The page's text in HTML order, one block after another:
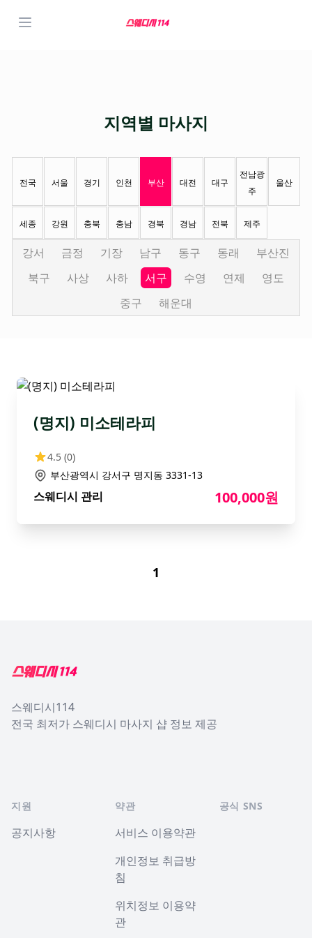
지역별 마사지
전국 서울 경기 인천 부산 대전 대구
전남광
주
울산
세종 강원 충북 충남 경북 경남 전북 제주
강서 금정 기장 남구 동구 동래
부산진
북구
사상 사하 서구 수영 연제
영도
중구
해운대
(명지) 미소테라피
4.5 (0)
부산광역시 강서구 명지동 3331-13
스웨디시 관리 100,000원
1
스웨디시114
전국 최저가 스웨디시 마사지 샵 정보 제공
지원
공지사항
약관
서비스 이용약관
개인정보 취급방
침
위치정보 이용약
관
공식 SNS